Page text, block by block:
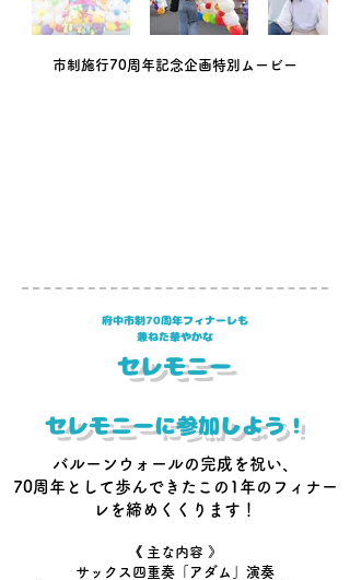
市制施行70周年記念企画特別ムービー
​府中市制70周年フィナーレも
兼ねた華やかな
​セレモニー
セレモニーに参加しよう！
バルーンウォールの完成を祝い、
70周年として歩んできたこの1年のフィナー
レを締めくくります！
《 主な内容 》
​サックス四重奏「アダム」演奏